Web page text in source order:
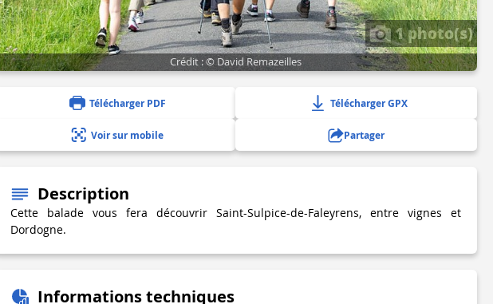
1 photo(s)
Crédit : © David Remazeilles
Télécharger PDF Télécharger GPX
Voir sur mobile Partager
Description
Cette balade vous fera découvrir Saint-Sulpice-de-Faleyrens, entre vignes et
Dordogne.
Informations techniques